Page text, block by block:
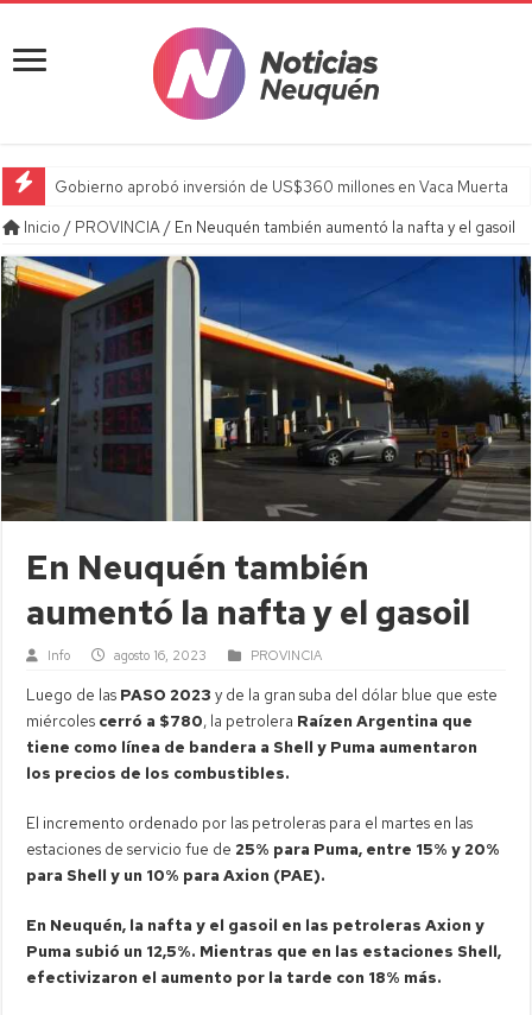
Gobierno aprobó inversión de US$360 millones en Vaca Muerta
Inicio / PROVINCIA/ En Neuquén también aumentó la nafta y el gasoil
En Neuquén también
aumentó la nafta y el gasoil
Info agosto 16, 2023 PROVINCIA
Luego de las PASO 2023 y de la gran suba del dólar blue que este
miércoles cerró a $780, la petrolera Raízen Argentina que
tiene como línea de bandera a Shell y Puma aumentaron
los precios de los combustibles.
El incremento ordenado por las petroleras para el martes en las
estaciones de servicio fue de 25% para Puma, entre 15% y 20%
para Shell y un 10% para Axion (PAE).
En Neuquén, la nafta y el gasoil en las petroleras Axion y
Puma subió un 12,5%. Mientras que en las estaciones Shell,
efectivizaron el aumento por la tarde con 18% más.